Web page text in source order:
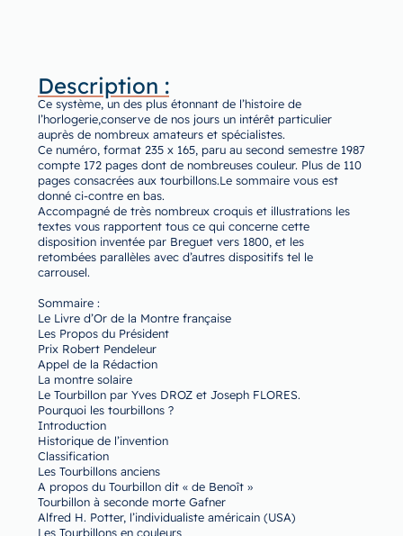
Description :
Ce système, un des plus étonnant de l’histoire de
l’horlogerie,conserve de nos jours un intérêt particulier
auprès de nombreux amateurs et spécialistes.
Ce numéro, format 235 x 165, paru au second semestre 1987
compte 172 pages dont de nombreuses couleur. Plus de 110
pages consacrées aux tourbillons.Le sommaire vous est
donné ci-contre en bas.
Accompagné de très nombreux croquis et illustrations les
textes vous rapportent tous ce qui concerne cette
disposition inventée par Breguet vers 1800, et les
retombées parallèles avec d’autres dispositifs tel le
carrousel.
Sommaire :
Le Livre d’Or de la Montre française
Les Propos du Président
Prix Robert Pendeleur
Appel de la Rédaction
La montre solaire
Le Tourbillon par Yves DROZ et Joseph FLORES.
Pourquoi les tourbillons ?
Introduction
Historique de l’invention
Classification
Les Tourbillons anciens
A propos du Tourbillon dit « de Benoît »
Tourbillon à seconde morte Gafner
Alfred H. Potter, l’individualiste américain (USA)
Les Tourbillons en couleurs